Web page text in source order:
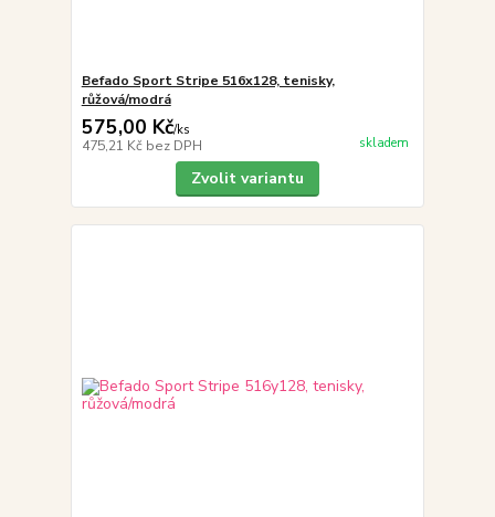
Befado Sport Stripe 516x128, tenisky,
růžová/modrá
575,00 Kč/ks
475,21 Kč bez DPH skladem
Zvolit variantu